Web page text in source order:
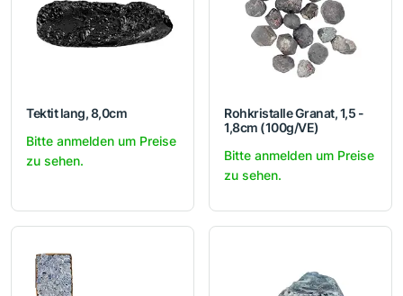
Tektit lang, 8,0cm
Bitte anmelden um Preise
zu sehen.
Rohkristalle Granat, 1,5 -
1,8cm (100g/VE)
Bitte anmelden um Preise
zu sehen.